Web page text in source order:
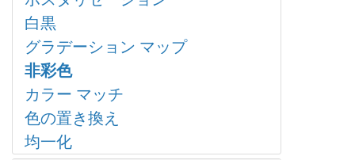
古い写真の復元
ハイパス
カメレオンブラシ
プラグインの導入方法
テクスチャブラシ
ブラシエディター: シェイプを選択
ブラシエディター: 楕円形
アクション
ファイル情報
白黒
グラデーション マップ
非彩色
カラー マッチ
色の置き換え
均一化